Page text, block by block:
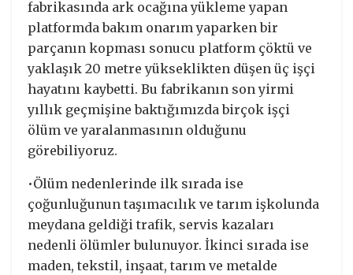
fabrikasında ark ocağına yükleme yapan
platformda bakım onarım yaparken bir
parçanın kopması sonucu platform çöktü ve
yaklaşık 20 metre yükseklikten düşen üç işçi
hayatını kaybetti. Bu fabrikanın son yirmi
yıllık geçmişine baktığımızda birçok işçi
ölüm ve yaralanmasının olduğunu
görebiliyoruz.
•Ölüm nedenlerinde ilk sırada ise
çoğunluğunun taşımacılık ve tarım işkolunda
meydana geldiği trafik, servis kazaları
nedenli ölümler bulunuyor. İkinci sırada ise
maden, tekstil, inşaat, tarım ve metalde